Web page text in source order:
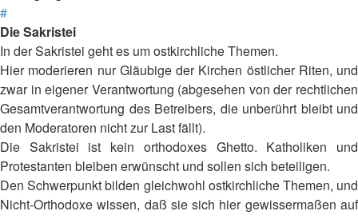
#
Die Sakristei
In der Sakristei geht es um ostkirchliche Themen.
Hier moderieren nur Gläubige der Kirchen östlicher Riten, und
zwar in eigener Verantwortung (abgesehen von der rechtlichen
Gesamtverantwortung des Betreibers, die unberührt bleibt und
den Moderatoren nicht zur Last fällt).
Die Sakristei ist kein orthodoxes Ghetto. Katholiken und
Protestanten bleiben erwünscht und sollen sich beteiligen.
Den Schwerpunkt bilden gleichwohl ostkirchliche Themen, und
Nicht-Orthodoxe wissen, daß sie sich hier gewissermaßen auf